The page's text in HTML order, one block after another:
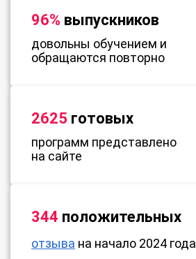
96% выпускников
довольны обучением и
обращаются повторно
2625 готовых
программ представлено
на сайте
344 положительных
отзыва на начало 2024 года